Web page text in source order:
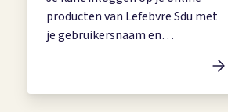
producten van Lefebvre Sdu met
je gebruikersnaam en